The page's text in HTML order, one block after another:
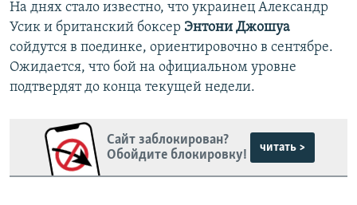
На днях стало известно, что украинец Александр
Усик и британский боксер Энтони Джошуа
сойдутся в поединке, ориентировочно в сентябре.
Ожидается, что бой на официальном уровне
подтвердят до конца текущей недели.
Сайт заблокирован?
Обойдите блокировку!
читать >